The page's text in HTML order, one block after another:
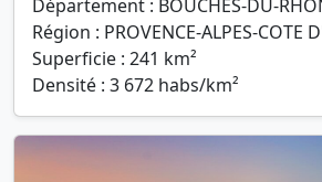
Département : BOUCHES-DU-
Région : PROVENCE-ALPES-COTE
Superficie : 241 km²
Densité : 3 672 habs/km²